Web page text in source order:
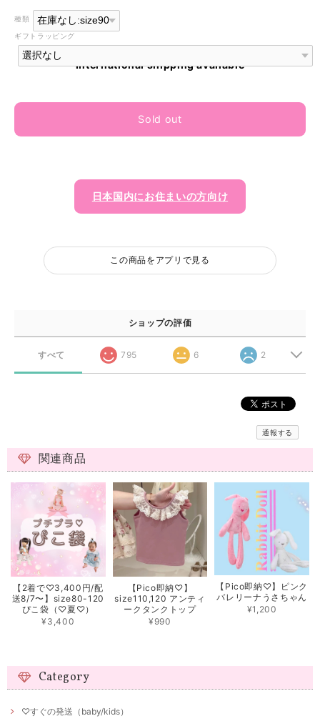
種類
ギフトラッピング
International shipping available
Sold out
日本国内にお住まいの方向け
この商品をアプリで見る
ショップの評価
すべて 795 6 2
通報する
関連商品
【2着で♡3,400円/配
送8/7〜】size80-120
ぴこ袋（♡夏♡）
¥3,400
【Pico即納♡】
size110,120 アンティ
ークタンクトップ
¥990
【Pico即納♡】ピンク
バレリーナうさちゃん
¥1,200
Category
♡すぐの発送（baby/kids）